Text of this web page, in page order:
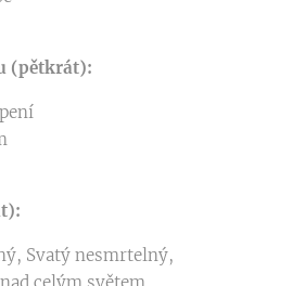
(pětkrát):
Svatý nesmrtelný,